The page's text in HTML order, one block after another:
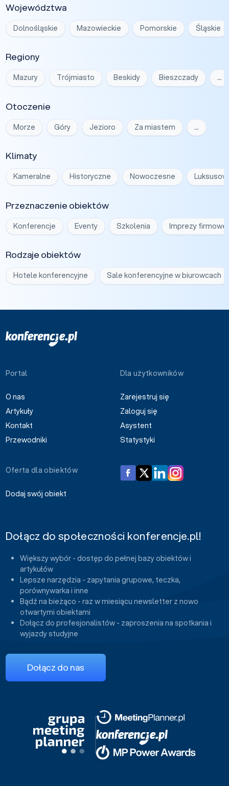
Województwa
Dolnośląskie Mazowieckie Pomorskie Śląskie
Regiony
Mazury Trójmiasto Beskidy Bieszczady …
Otoczenie
Morze Góry Jezioro Za miastem …
Klimaty
Kameralne Historyczne Nowoczesne
Przeznaczenie obiektów
Konferencje Eventy Szkolenia Imprezy firmowe
Rodzaje obiektów
Hotele konferencyjne Sale konferencyjne w biurowcach
Portal
O nas
Artykuły
Kontakt
Przewodniki
Dla użytkowników
Zarejestruj się
Zaloguj się
Asystent
Statystyki
Oferta dla obiektów
Dodaj swój obiekt
Dołącz do społeczności konferencje.pl!
Większy wybór - dostęp do pełnej bazy obiektów i
artykułów
Lepsze narzędzia - zapytania grupowe, teczka,
porównywarka i inne
Bądź na bieżąco - raz w miesiącu newsletter z nowo
otwartymi obiektami
Dołącz do profesjonalistów - zaproszenia na spotkania i
wyjazdy studyjne
Dołącz do nas